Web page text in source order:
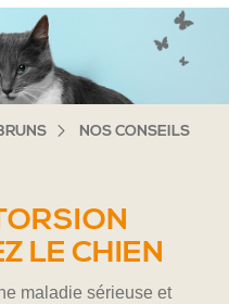
NOS CONSEILS
LE CHIEN
maladie sérieuse et